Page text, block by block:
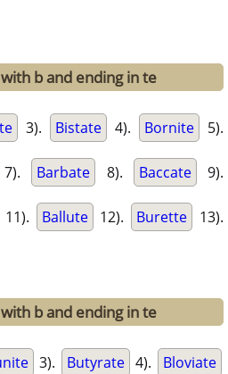
b and ending in te
3). Bistate 4). Bornite 5).
7). Barbate 8). Baccate 9).
11). Ballute 12). Burette 13).
b and ending in te
3). Butyrate 4). Bloviate